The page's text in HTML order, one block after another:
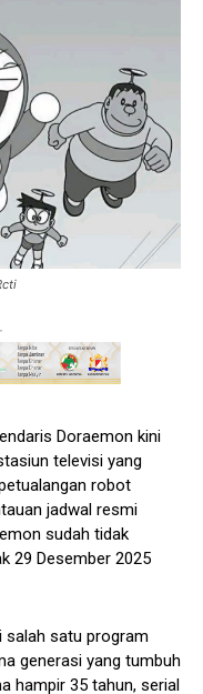
Doraemon kini
televisi yang
robot
jadwal resmi
sudah tidak
29 Desember 2025
salah satu program
generasi yang tumbuh
hampir 35 tahun, serial